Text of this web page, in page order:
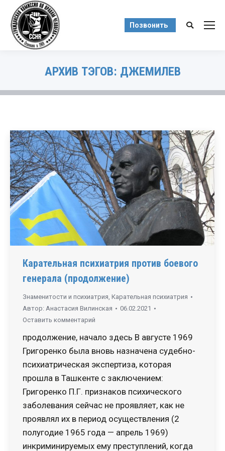
Позвонить Поиск:
АРХИВ ТЭГОВ: ДЖЕМИЛЕВ
Карательная психиатрия против боевого
генерала (продолжение)
Знаменитости и психиатрия, Карательная психиатрия
Автор: Анастасия Вилинская
06.02.2021
Оставить комментарий
продолжение, начало здесь В августе 1969
Григоренко была вновь назначена судебно-
психиатрическая экспертиза, которая
прошла в Ташкенте с заключением:
Григоренко П.Г. признаков психического
заболевания сейчас не проявляет, как не
проявлял их в период осуществления (2
полугодие 1965 года — апрель 1969)
инкриминируемых ему преступлений, когда